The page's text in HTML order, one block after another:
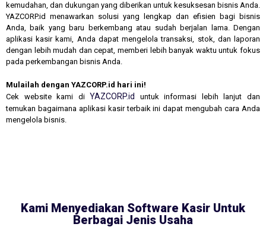
kemudahan, dan dukungan yang diberikan untuk kesuksesan bisnis Anda.
YAZCORP.id menawarkan solusi yang lengkap dan efisien bagi bisnis
Anda, baik yang baru berkembang atau sudah berjalan lama. Dengan
aplikasi kasir kami, Anda dapat mengelola transaksi, stok, dan laporan
dengan lebih mudah dan cepat, memberi lebih banyak waktu untuk fokus
pada perkembangan bisnis Anda.
Mulailah dengan YAZCORP.id hari ini!
Cek website kami di YAZCORP.id
untuk informasi lebih lanjut dan
temukan bagaimana aplikasi kasir terbaik ini dapat mengubah cara Anda
mengelola bisnis.
Kami Menyediakan Software Kasir Untuk
Berbagai Jenis Usaha